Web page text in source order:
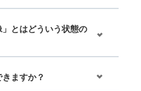
」とはどういう状態の
ますか？